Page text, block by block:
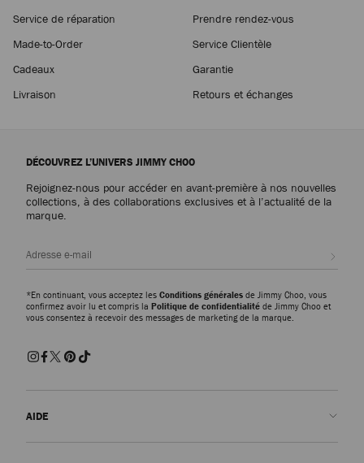
Service de réparation
Prendre rendez-vous
Made-to-Order
Service Clientèle
Cadeaux
Garantie
Livraison
Retours et échanges
DÉCOUVREZ L’UNIVERS JIMMY CHOO
Rejoignez-nous pour accéder en avant-première à nos nouvelles
collections, à des collaborations exclusives et à l’actualité de la
marque.
*En continuant, vous acceptez les Conditions générales de Jimmy Choo, vous
confirmez avoir lu et compris la Politique de confidentialité de Jimmy Choo et
vous consentez à recevoir des messages de marketing de la marque.
AIDE